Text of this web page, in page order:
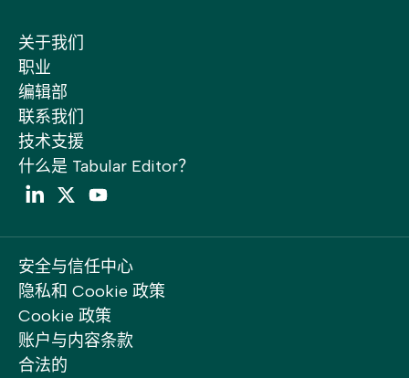
关于我们
职业
编辑部
联系我们
技术支援
什么是 Tabular Editor？
LinkedInTwitter
安全与信任中心
隐私和 Cookie 政策
Cookie 政策
账户与内容条款
合法的